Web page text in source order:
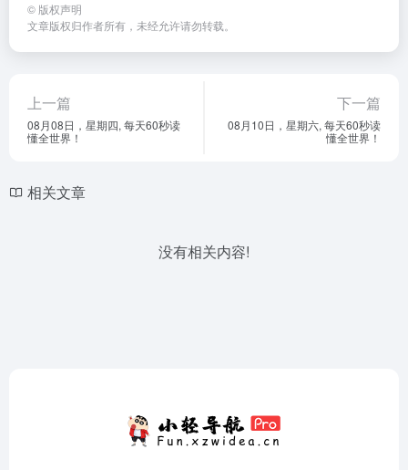
© 版权声明
文章版权归作者所有，未经允许请勿转载。
上一篇
08月08日，星期四, 每天60秒读
懂全世界！
下一篇
08月10日，星期六, 每天60秒读
懂全世界！
相关文章
没有相关内容!